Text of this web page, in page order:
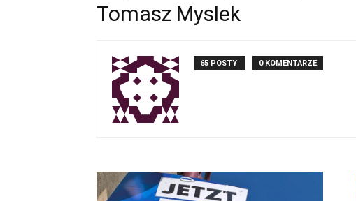
Tomasz Myslek
65 POSTY 0 KOMENTARZE